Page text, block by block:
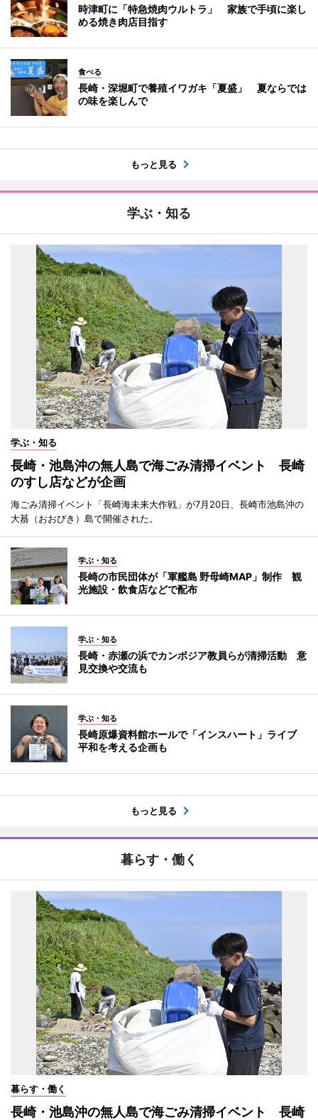
時津町に「特急焼肉ウルトラ」 家族で手頃に楽し
める焼き肉店目指す
食べる
長崎・深堀町で養殖イワガキ「夏盛」 夏ならでは
の味を楽しんで
もっと見る
学ぶ・知る
学ぶ・知る
長崎・池島沖の無人島で海ごみ清掃イベント 長崎
のすし店などが企画
海ごみ清掃イベント「長崎海未来大作戦」が7月20日、長崎市池島沖の
大蟇（おおびき）島で開催された。
学ぶ・知る
長崎の市民団体が「軍艦島 野母崎MAP」制作 観
光施設・飲食店などで配布
学ぶ・知る
長崎・赤瀬の浜でカンボジア教員らが清掃活動 意
見交換や交流も
学ぶ・知る
長崎原爆資料館ホールで「インスハート」ライブ
平和を考える企画も
もっと見る
暮らす・働く
暮らす・働く
長崎・池島沖の無人島で海ごみ清掃イベント 長崎